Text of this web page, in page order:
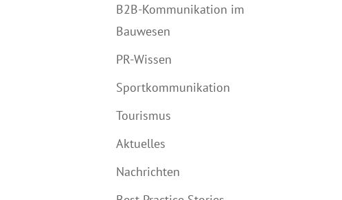
B2B-Kommunikation im
Bauwesen
PR-Wissen
Sportkommunikation
Tourismus
Aktuelles
Nachrichten